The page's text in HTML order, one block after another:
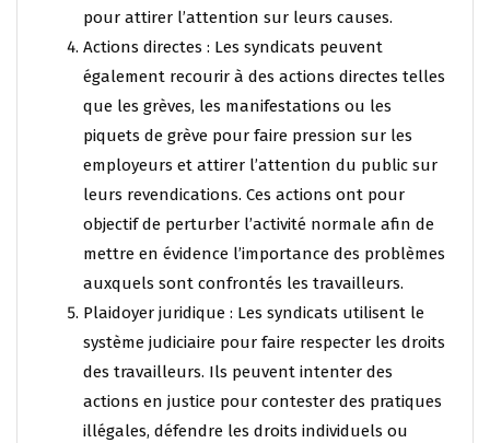
pour attirer l’attention sur leurs causes.
Actions directes : Les syndicats peuvent
également recourir à des actions directes telles
que les grèves, les manifestations ou les
piquets de grève pour faire pression sur les
employeurs et attirer l’attention du public sur
leurs revendications. Ces actions ont pour
objectif de perturber l’activité normale afin de
mettre en évidence l’importance des problèmes
auxquels sont confrontés les travailleurs.
Plaidoyer juridique : Les syndicats utilisent le
système judiciaire pour faire respecter les droits
des travailleurs. Ils peuvent intenter des
actions en justice pour contester des pratiques
illégales, défendre les droits individuels ou